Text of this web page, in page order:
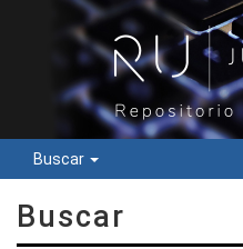
Buscar
Buscar